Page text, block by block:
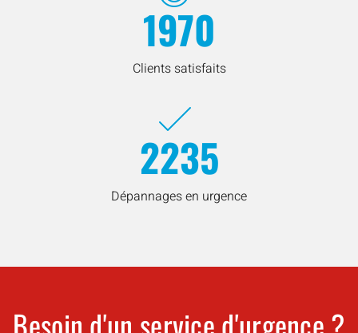
1970
Clients satisfaits
2235
Dépannages en urgence